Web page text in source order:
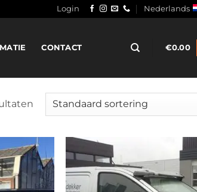
Login Nederlands
CONTACT €0.00